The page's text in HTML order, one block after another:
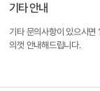
기타 안내
기타 문의사항이 있으시면
의껏 안내해드립니다.